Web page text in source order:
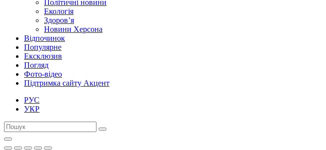
Політичні новини
Екологія
Здоров’я
Новини Херсона
Відпочинок
Популярне
Ексклюзив
Погляд
Фото-відео
Підтримка сайту Акцент
РУС
УКР